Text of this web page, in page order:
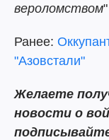
вероломством
Ранее:
"Азовстали"
Желаете
новости о